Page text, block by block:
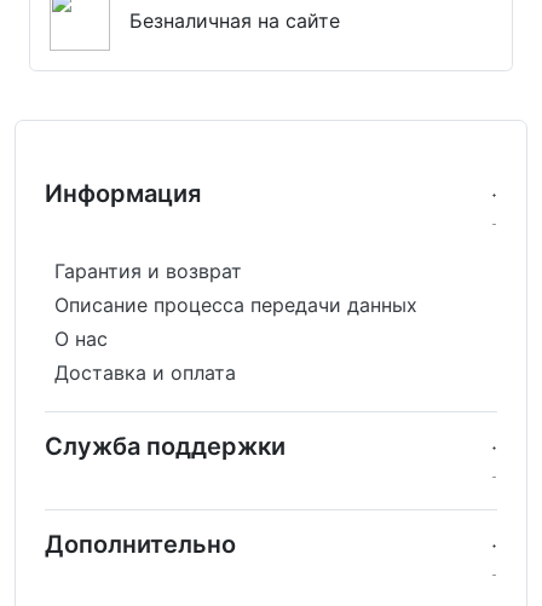
Безналичная на сайте
Информация
Гарантия и возврат
Описание процесса передачи данных
О нас
Доставка и оплата
Служба поддержки
Дополнительно